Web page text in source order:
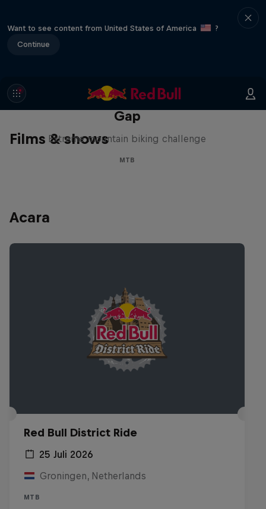
Want to see content from United States of America
?
Continue
Films & shows
Matt Jones: The Impossible
Gap
Extreme mountain biking challenge
MTB
Acara
Red Bull District Ride
25 Juli 2026
Groningen, Netherlands
MTB